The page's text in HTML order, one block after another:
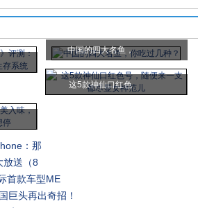
中国的四大名鱼，
这5款神仙口红色
：那
放送（8
首款车型ME
巨头再出奇招！